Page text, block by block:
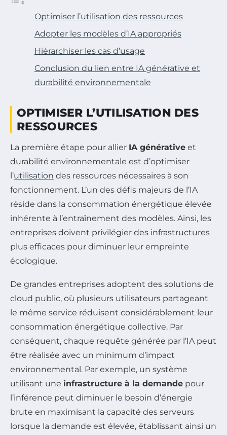
Optimiser l’utilisation des ressources
Adopter les modèles d’IA appropriés
Hiérarchiser les cas d’usage
Conclusion du lien entre IA générative et
durabilité environnementale
OPTIMISER L’UTILISATION DES
RESSOURCES
La première étape pour allier IA générative et
durabilité environnementale est d’optimiser
l’utilisation des ressources nécessaires à son
fonctionnement. L’un des défis majeurs de l’IA
réside dans la consommation énergétique élevée
inhérente à l’entraînement des modèles. Ainsi, les
entreprises doivent privilégier des infrastructures
plus efficaces pour diminuer leur empreinte
écologique.
De grandes entreprises adoptent des solutions de
cloud public, où plusieurs utilisateurs partageant
le même service réduisent considérablement leur
consommation énergétique collective. Par
conséquent, chaque requête générée par l’IA peut
être réalisée avec un minimum d’impact
environnemental. Par exemple, un système
utilisant une infrastructure à la demande pour
l’inférence peut diminuer le besoin d’énergie
brute en maximisant la capacité des serveurs
lorsque la demande est élevée, établissant ainsi un